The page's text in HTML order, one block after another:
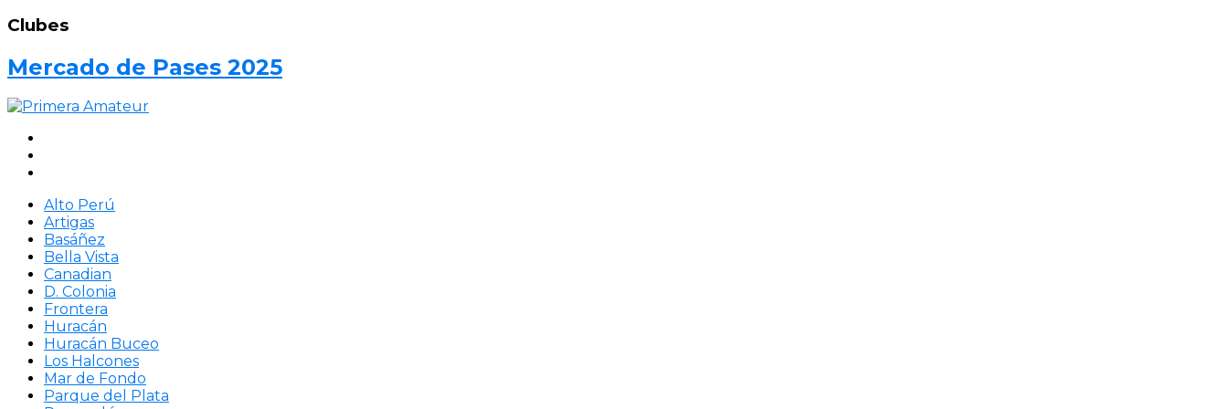
Clubes
Mercado de Pases 2025
Alto Perú
Artigas
Basáñez
Bella Vista
Canadian
D. Colonia
Frontera
Huracán
Huracán Buceo
Los Halcones
Mar de Fondo
Parque del Plata